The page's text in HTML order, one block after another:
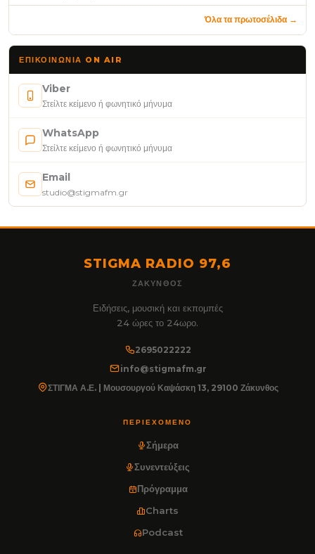
Όλα τα πρωτοσέλιδα →
ΕΠΙΚΟΙΝΩΝΊΑ ON AIR
Viber
Στείλτε κείμενο ή φωνητικό μήνυμα
WhatsApp
Στείλτε κείμενο ή φωνητικό μήνυμα
Email
studio@stigmafm.gr
STIGMA RADIO 97,6
ΖΆΚΥΝΘΟΣ
Ειδήσεις, μουσική και εκπομπές
24 ώρες το 24ωρο.
2695022222
info@stigmafm.gr
ΣΤΙΓΜΑ Α.Ε. | Μουσουργού Καψάσκη 13, 29100 Ζάκυνθος
ΠΕΡΙΕΧΌΜΕΝΟ
Σήμερα
Συνεντεύξεις
Πρόγραμμα
Charts
Podcast